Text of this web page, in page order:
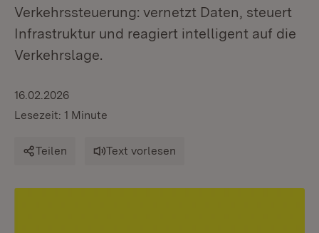
Verkehrssteuerung: vernetzt Daten, steuert
Infrastruktur und reagiert intelligent auf die
Verkehrslage.
16.02.2026
Lesezeit: 1 Minute
Teilen Text vorlesen